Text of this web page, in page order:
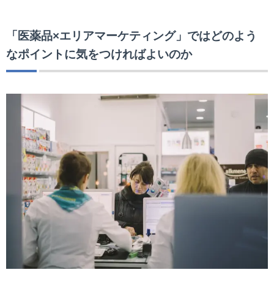
「医薬品×エリアマーケティング」ではどのよう
なポイントに気をつければよいのか